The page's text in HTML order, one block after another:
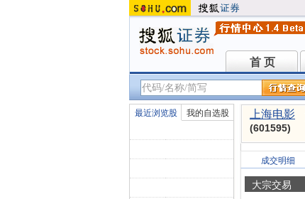
首 页
首 页
最近浏览股 我的自选股 上海电影
(601595)
成交明细
大宗交易